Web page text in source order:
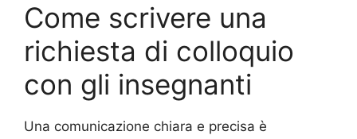
Come scrivere una
richiesta di colloquio
con gli insegnanti
Una comunicazione chiara e precisa è